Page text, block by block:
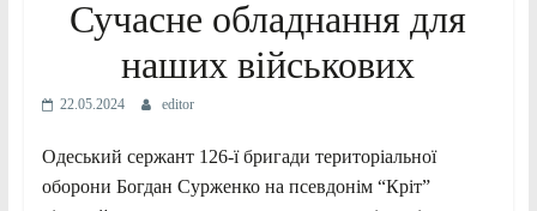
Сучасне обладнання для
наших військових
22.05.2024 editor
Одеський сержант 126-ї бригади територіальної
оборони Богдан Сурженко на псевдонім “Кріт”